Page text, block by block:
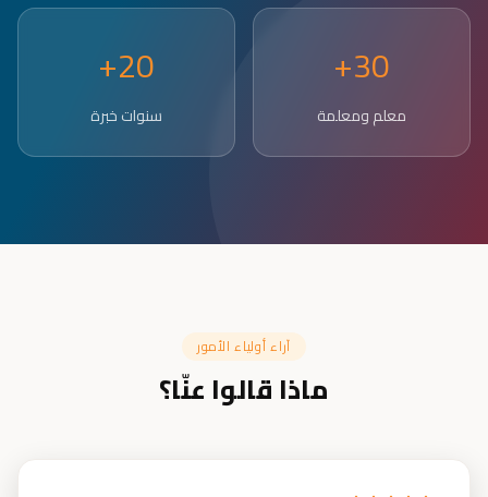
30+
معلم ومعلمة
20+
سنوات خبرة
آراء أولياء الأمور
ماذا قالوا عنّا؟